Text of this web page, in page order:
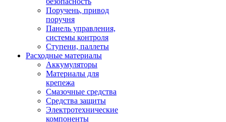
Поручень, привод
поручня
Панель управления,
системы контроля
Ступени, паллеты
Расходные материалы
Аккумуляторы
Материалы для
крепежа
Смазочные средства
Средства защиты
Электротехнические
компоненты